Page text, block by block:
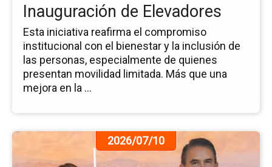
Inauguración de Elevadores
Esta iniciativa reafirma el compromiso
institucional con el bienestar y la inclusión de
las personas, especialmente de quienes
presentan movilidad limitada. Más que una
mejora en la ...
2026/07/10